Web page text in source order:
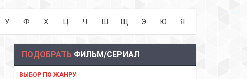
У Ф Х Ц Ч Ш Щ Э Ю Я
ПОДОБРАТЬ ФИЛЬМ/СЕРИАЛ
ВЫБОР ПО ЖАНРУ